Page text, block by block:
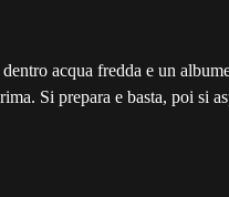
acqua fredda e un
Si prepara e basta, poi si